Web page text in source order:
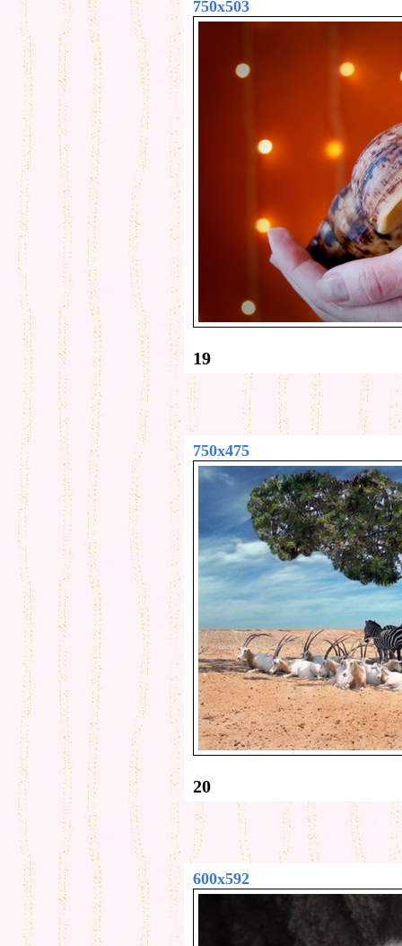
750x503
19
750x475
20
600x592